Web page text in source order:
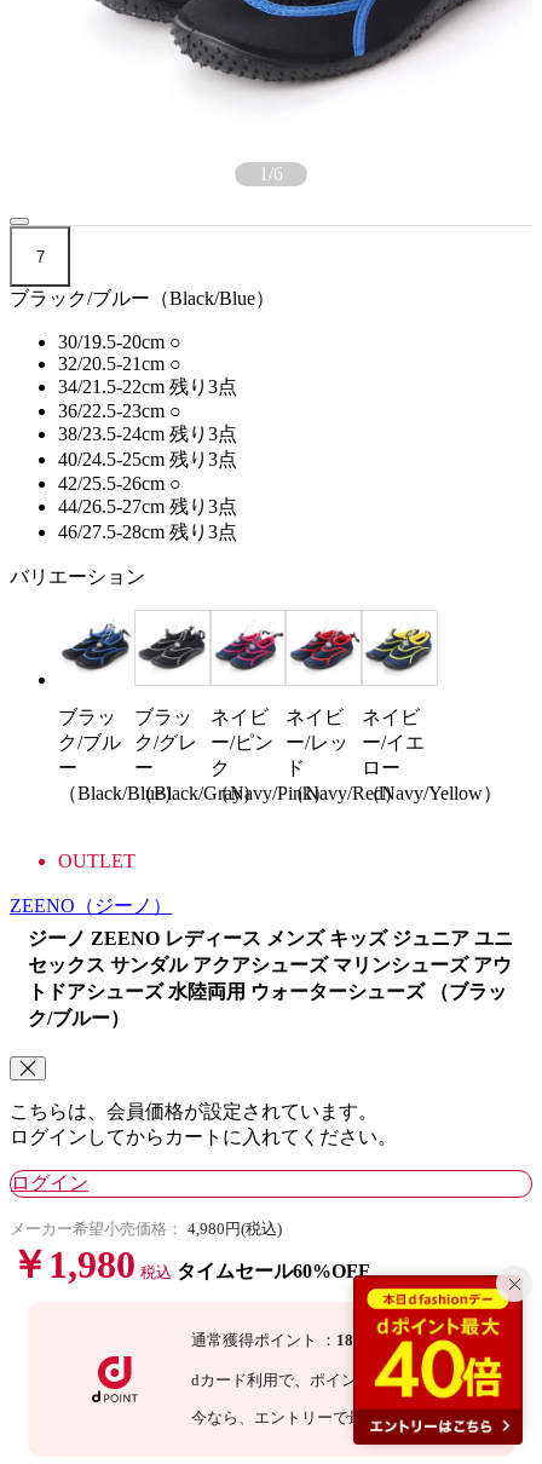
1/6
7
ブラック/ブルー（Black/Blue）
30/19.5-20cm ○
32/20.5-21cm ○
34/21.5-22cm 残り3点
36/22.5-23cm ○
38/23.5-24cm 残り3点
40/24.5-25cm 残り3点
42/25.5-26cm ○
44/26.5-27cm 残り3点
46/27.5-28cm 残り3点
バリエーション
ブラッ
ク/ブル
ー
（Black/Blue）
ブラッ
ク/グレ
ー
（Black/Gray）
ネイビ
ー/ピン
ク
（Navy/Pink）
ネイビ
ー/レッ
ド
（Navy/Red）
ネイビ
ー/イエ
ロー
（Navy/Yellow）
OUTLET
ZEENO （ジーノ）
ジーノ ZEENO レディース メンズ キッズ ジュニア ユニ
セックス サンダル アクアシューズ マリンシューズ アウ
トドアシューズ 水陸両用 ウォーターシューズ （ブラッ
ク/ブルー）
こちらは、会員価格が設定されています。
ログインしてからカートに入れてください。
ログイン
メーカー希望小売価格： 4,980円(税込)
￥1,980 税込 タイムセール60%OFF
通常獲得ポイント ： 18
dカード利用で、 ポイント 3倍 ：54P
今なら 、エントリーで最大 倍！詳細